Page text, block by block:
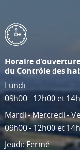
Horaire d'ouverture
du Contrôle des
Lundi
09h00 - 12h00 et
Mardi - Mercredi -
09h00 - 12h00 et
Jeudi: Fermé